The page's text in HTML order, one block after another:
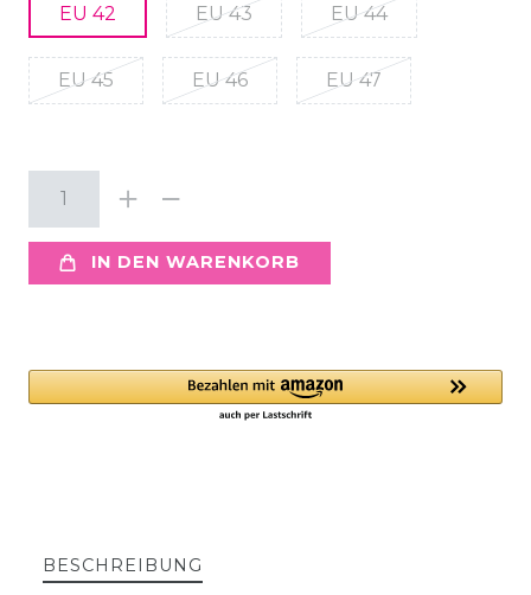
EU 42 EU 43 EU 44
EU 45 EU 46 EU 47
IN DEN WARENKORB
BESCHREIBUNG